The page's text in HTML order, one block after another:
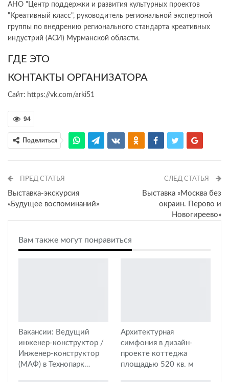
АНО "Центр поддержки и развития культурных проектов
"Креативный класс", руководитель региональной экспертной
группы по внедрению регионального стандарта креативных
индустрий (АСИ) Мурманской области.
ГДЕ ЭТО
КОНТАКТЫ ОРГАНИЗАТОРА
Сайт: https://vk.com/arki51
94
Поделиться
ПРЕД СТАТЬЯ
Выставка-экскурсия
«Будущее воспоминаний»
СЛЕД СТАТЬЯ
Выставка «Москва без
окраин. Перово и
Новогиреево»
Вам также могут понравиться
Вакансии: Ведущий
инженер-конструктор /
Инженер-конструктор
(МАФ) в Технопарк…
Архитектурная
симфония в дизайн-
проекте коттеджа
площадью 520 кв. м